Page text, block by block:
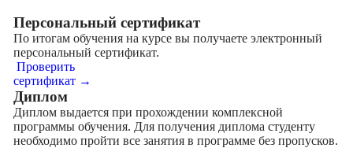
Персональный сертификат
По итогам обучения на курсе вы получаете электронный
персональный сертификат.
Проверить
сертификат →
Диплом
Диплом выдается при прохождении комплексной
программы обучения. Для получения диплома студенту
необходимо пройти все занятия в программе без пропусков.